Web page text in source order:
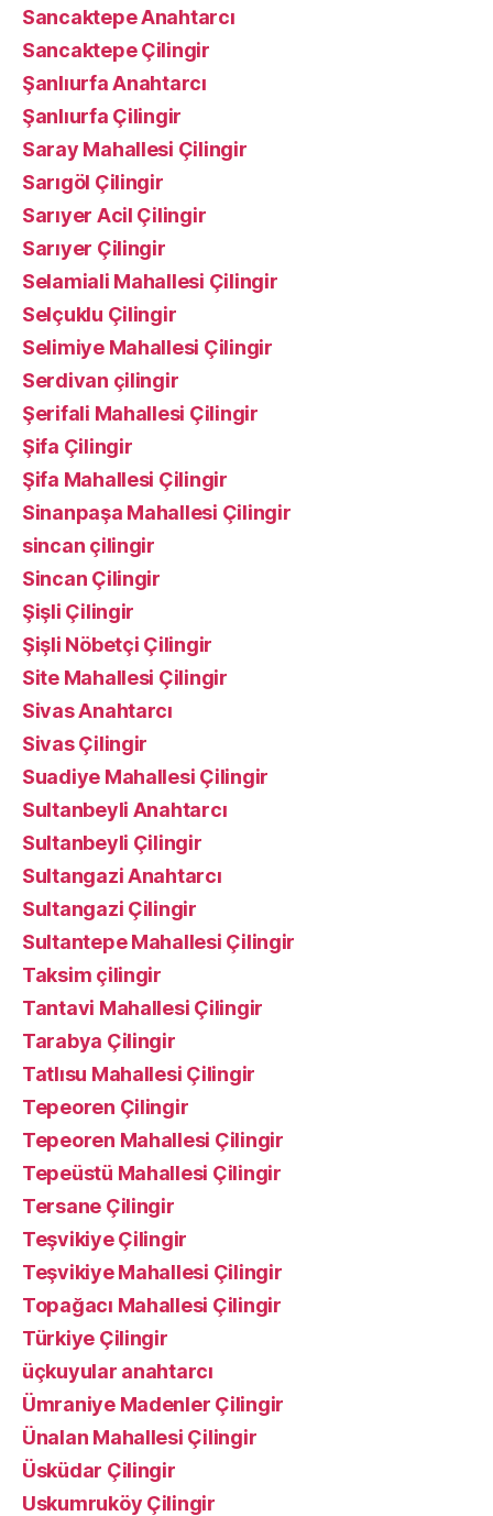
Sancaktepe Anahtarcı
Sancaktepe Çilingir
Şanlıurfa Anahtarcı
Şanlıurfa Çilingir
Saray Mahallesi Çilingir
Sarıgöl Çilingir
Sarıyer Acil Çilingir
Sarıyer Çilingir
Selamiali Mahallesi Çilingir
Selçuklu Çilingir
Selimiye Mahallesi Çilingir
Serdivan çilingir
Şerifali Mahallesi Çilingir
Şifa Çilingir
Şifa Mahallesi Çilingir
Sinanpaşa Mahallesi Çilingir
sincan çilingir
Sincan Çilingir
Şişli Çilingir
Şişli Nöbetçi Çilingir
Site Mahallesi Çilingir
Sivas Anahtarcı
Sivas Çilingir
Suadiye Mahallesi Çilingir
Sultanbeyli Anahtarcı
Sultanbeyli Çilingir
Sultangazi Anahtarcı
Sultangazi Çilingir
Sultantepe Mahallesi Çilingir
Taksim çilingir
Tantavi Mahallesi Çilingir
Tarabya Çilingir
Tatlısu Mahallesi Çilingir
Tepeoren Çilingir
Tepeoren Mahallesi Çilingir
Tepeüstü Mahallesi Çilingir
Tersane Çilingir
Teşvikiye Çilingir
Teşvikiye Mahallesi Çilingir
Topağacı Mahallesi Çilingir
Türkiye Çilingir
üçkuyular anahtarcı
Ümraniye Madenler Çilingir
Ünalan Mahallesi Çilingir
Üsküdar Çilingir
Uskumruköy Çilingir